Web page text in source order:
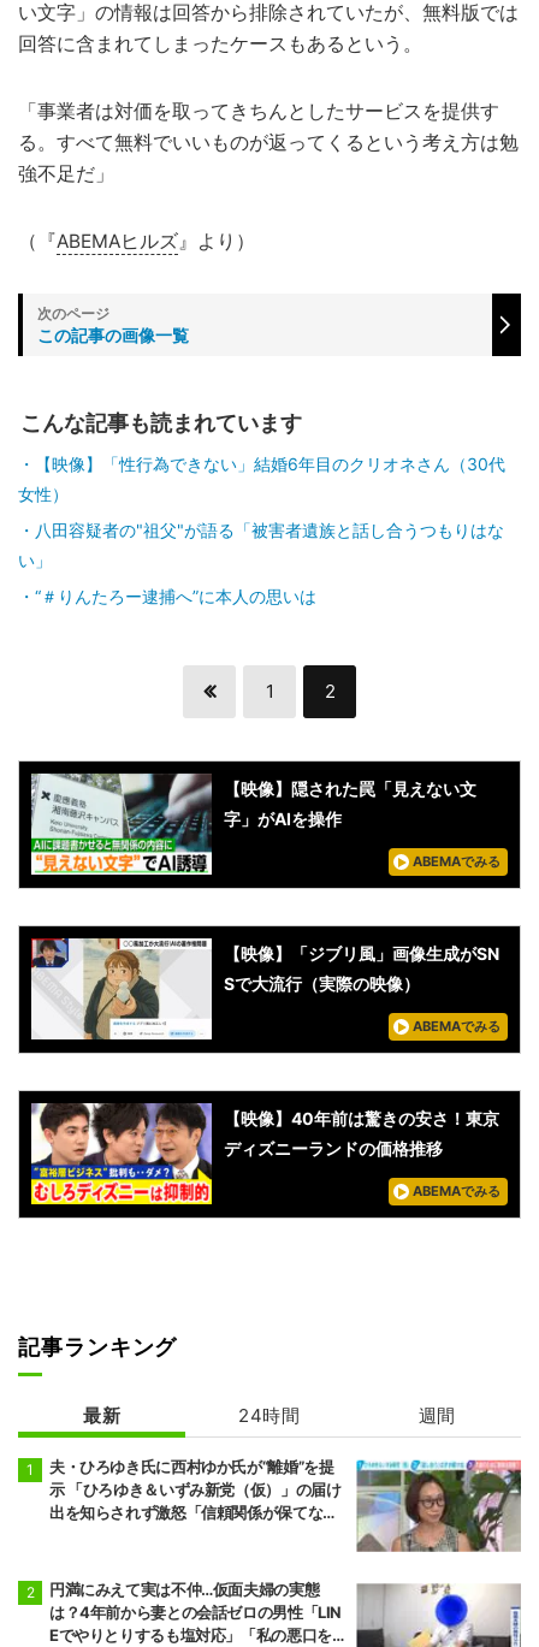
い文字」の情報は回答から排除されていたが、無料版では
回答に含まれてしまったケースもあるという。
「事業者は対価を取ってきちんとしたサービスを提供す
る。すべて無料でいいものが返ってくるという考え方は勉
強不足だ」
（『ABEMAヒルズ』より）
この記事の画像一覧
こんな記事も読まれています
【映像】「性行為できない」結婚6年目のクリオネさん（30代
女性）
八田容疑者の"祖父"が語る「被害者遺族と話し合うつもりはな
い」
“＃りんたろー逮捕へ”に本人の思いは
1 2
【映像】隠された罠「見えない文
字」がAIを操作
ABEMAでみる
【映像】「ジブリ風」画像生成がSN
Sで大流行（実際の映像）
ABEMAでみる
【映像】40年前は驚きの安さ！東京
ディズニーランドの価格推移
ABEMAでみる
記事ランキング
最新 24時間 週間
夫・ひろゆき氏に西村ゆか氏が“離婚”を提
示 「ひろゆき＆いずみ新党（仮）」の届け
出を知らされず激怒「信頼関係が保てない
円満にみえて実は不仲…仮面夫婦の実態
は？4年前から妻との会話ゼロの男性「LIN
Eでやりとりするも塩対応」「私の悪口を